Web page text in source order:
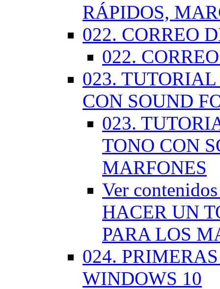
RÁPIDOS,
022. CORREO
022.
023.
CON SOUND
023.
TONO CON
MARFONES
Ver
HACER UN
PARA LOS
024.
WINDOWS 10